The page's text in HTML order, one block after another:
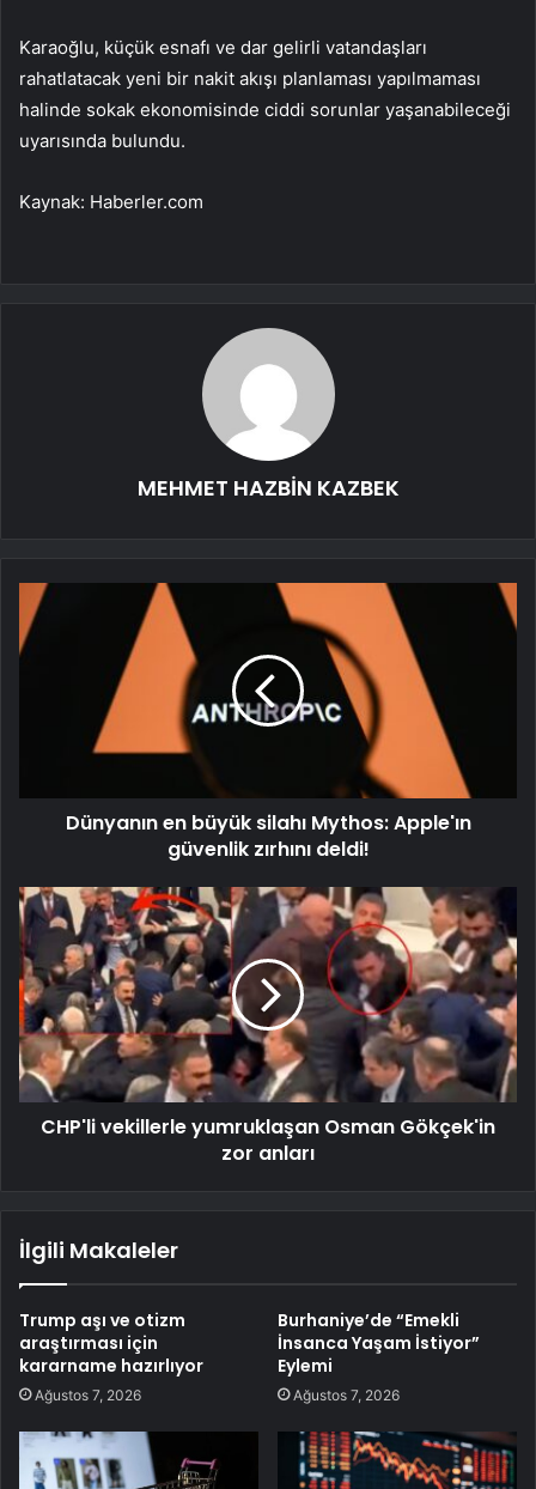
Karaoğlu, küçük esnafı ve dar gelirli vatandaşları
rahatlatacak yeni bir nakit akışı planlaması yapılmaması
halinde sokak ekonomisinde ciddi sorunlar yaşanabileceği
uyarısında bulundu.
Kaynak: Haberler.com
MEHMET HAZBİN KAZBEK
Dünyanın en büyük silahı Mythos: Apple'ın
güvenlik zırhını deldi!
CHP'li vekillerle yumruklaşan Osman Gökçek'in
zor anları
İlgili Makaleler
Trump aşı ve otizm
araştırması için
kararname hazırlıyor
Ağustos 7, 2026
Burhaniye’de “Emekli
İnsanca Yaşam İstiyor”
Eylemi
Ağustos 7, 2026